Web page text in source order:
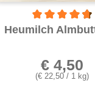
Heumilch
(€ 22,50 / 1 kg)
€ 4,50